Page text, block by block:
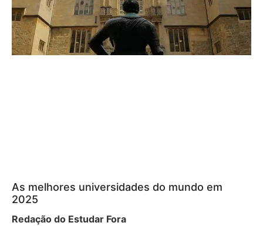
As melhores universidades do mundo em
2025
Redação do Estudar Fora